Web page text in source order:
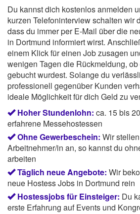
Du kannst dich kostenlos anmelden
kurzen Telefoninterview schalten wir
dass du immer per E-Mail über die
in Dortmund informiert wirst.
einem Klick für einen Job zusagen
wenigen Tagen die Rückmeldung,
gebucht wurdest. Solange du
professionell gegenüber Kunden
ideale Möglichkeit für dich Geld zu
Hoher Stundenlohn: ca. 15 bis
erfahrene Messehostessen
Ohne Gewerbeschein: Wir
Arbeitnehmer/in an, so kannst du
arbeiten
Täglich neue Angebote: Wir
neue Hostess Jobs in Dortmund rein
Hostessjobs für Einsteiger: Du
erste Erfahrung auf Events und